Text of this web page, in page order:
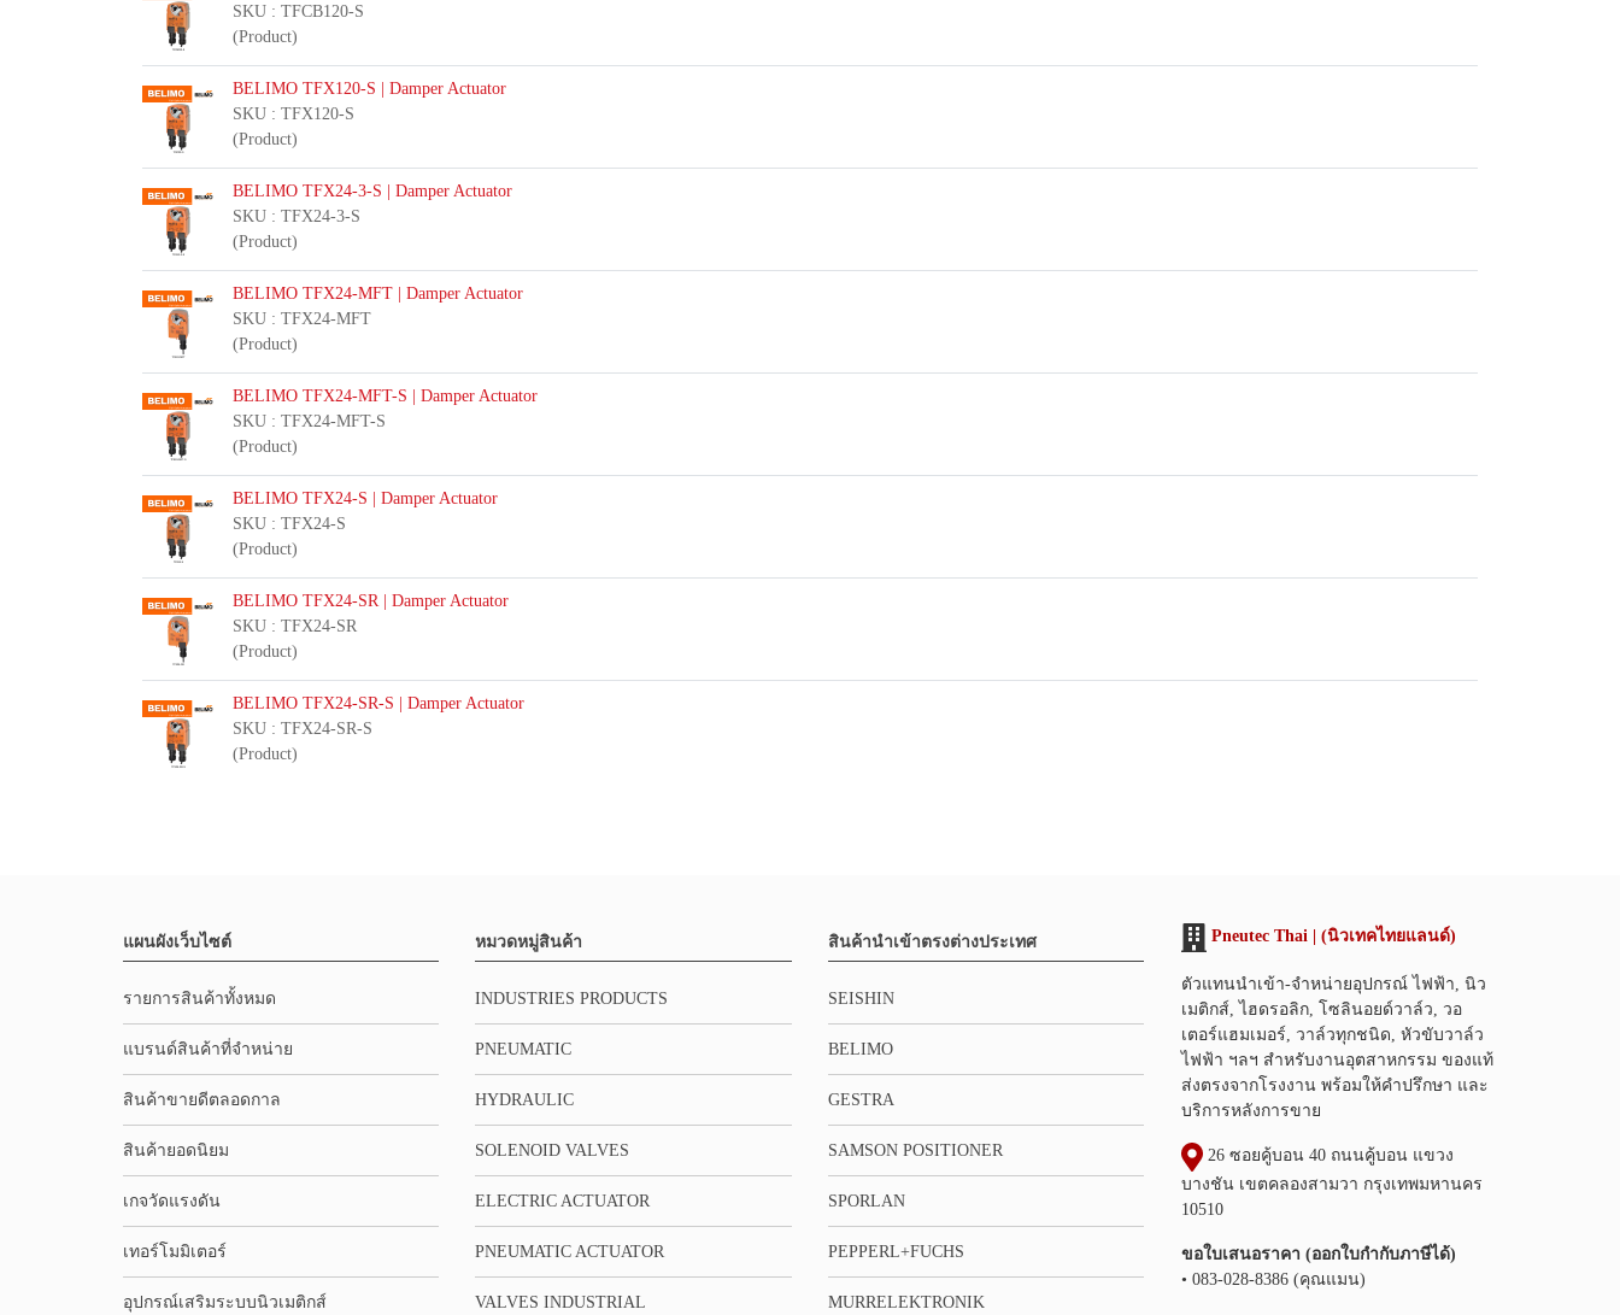
SKU : TFCB120-S
(Product)
BELIMO TFX120-S | Damper Actuator
SKU : TFX120-S
(Product)
BELIMO TFX24-3-S | Damper Actuator
SKU : TFX24-3-S
(Product)
BELIMO TFX24-MFT | Damper Actuator
SKU : TFX24-MFT
(Product)
BELIMO TFX24-MFT-S | Damper Actuator
SKU : TFX24-MFT-S
(Product)
BELIMO TFX24-S | Damper Actuator
SKU : TFX24-S
(Product)
BELIMO TFX24-SR | Damper Actuator
SKU : TFX24-SR
(Product)
BELIMO TFX24-SR-S | Damper Actuator
SKU : TFX24-SR-S
(Product)
แผนผังเว็บไซต์
รายการสินค้าทั้งหมด
แบรนด์สินค้าที่จำหน่าย
สินค้าขายดีตลอดกาล
สินค้ายอดนิยม
เกจวัดแรงดัน
เทอร์โมมิเตอร์
อุปกรณ์เสริมระบบนิวเมติกส์
หมวดหมู่สินค้า
INDUSTRIES PRODUCTS
PNEUMATIC
HYDRAULIC
SOLENOID VALVES
ELECTRIC ACTUATOR
PNEUMATIC ACTUATOR
VALVES INDUSTRIAL
สินค้านำเข้าตรงต่างประเทศ
SEISHIN
BELIMO
GESTRA
SAMSON POSITIONER
SPORLAN
PEPPERL+FUCHS
MURRELEKTRONIK
Pneutec Thai | (นิวเทคไทยแลนด์)
ตัวแทนนำเข้า-จำหน่ายอุปกรณ์ ไฟฟ้า, นิว
เมติกส์, ไฮดรอลิก, โซลินอยด์วาล์ว, วอ
เตอร์แฮมเมอร์, วาล์วทุกชนิด, หัวขับวาล์ว
ไฟฟ้า ฯลฯ สำหรับงานอุตสาหกรรม ของแท้
ส่งตรงจากโรงงาน พร้อมให้คำปรึกษา และ
บริการหลังการขาย
26 ซอยคู้บอน 40 ถนนคู้บอน แขวง
บางชัน เขตคลองสามวา กรุงเทพมหานคร
10510
ขอใบเสนอราคา (ออกใบกำกับภาษีได้)
• 083-028-8386 (คุณแมน)